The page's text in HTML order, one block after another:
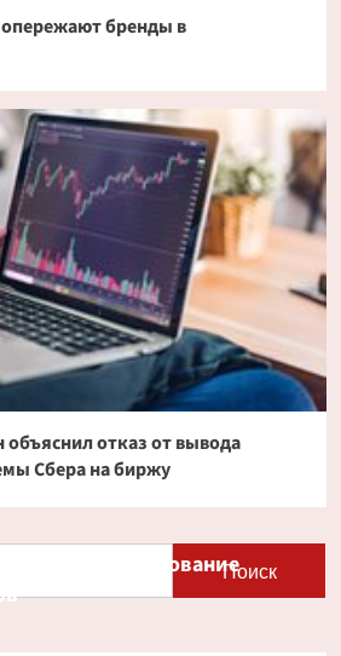
бренды в
отказ от вывода
Сбера на биржу
кредитование